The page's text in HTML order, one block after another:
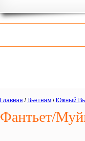
Главная / Вьетнам / Южный
Фантьет/